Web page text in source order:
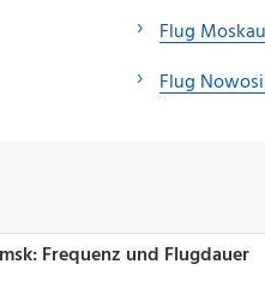
Flug Moskau
Flug
Frequenz und Flugdauer